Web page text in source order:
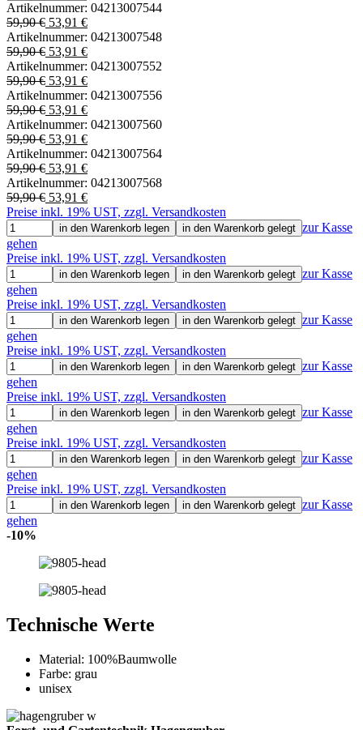
Artikelnummer: 04213007544
59,90 € 53,91 €
Artikelnummer: 04213007548
59,90 € 53,91 €
Artikelnummer: 04213007552
59,90 € 53,91 €
Artikelnummer: 04213007556
59,90 € 53,91 €
Artikelnummer: 04213007560
59,90 € 53,91 €
Artikelnummer: 04213007564
59,90 € 53,91 €
Artikelnummer: 04213007568
59,90 € 53,91 €
Preise inkl. 19% UST, zzgl. Versandkosten
in den Warenkorb legen in den Warenkorb gelegt zur Kasse
gehen
Preise inkl. 19% UST, zzgl. Versandkosten
in den Warenkorb legen in den Warenkorb gelegt zur Kasse
gehen
Preise inkl. 19% UST, zzgl. Versandkosten
in den Warenkorb legen in den Warenkorb gelegt zur Kasse
gehen
Preise inkl. 19% UST, zzgl. Versandkosten
in den Warenkorb legen in den Warenkorb gelegt zur Kasse
gehen
Preise inkl. 19% UST, zzgl. Versandkosten
in den Warenkorb legen in den Warenkorb gelegt zur Kasse
gehen
Preise inkl. 19% UST, zzgl. Versandkosten
in den Warenkorb legen in den Warenkorb gelegt zur Kasse
gehen
Preise inkl. 19% UST, zzgl. Versandkosten
in den Warenkorb legen in den Warenkorb gelegt zur Kasse
gehen
-10%
Technische Werte
Material: 100%Baumwolle
Farbe: grau
unisex